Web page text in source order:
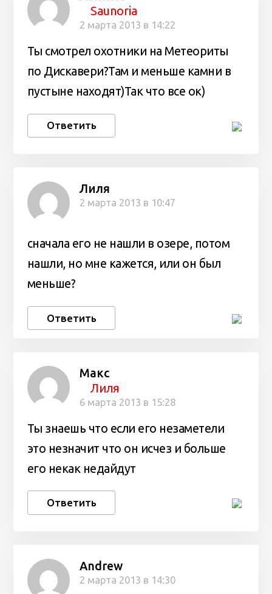
Saunoria
2 марта 2013 в 14:22
Ты смотрел охотники на Метеориты
по Дискавери?Там и меньше камни в
пустыне находят)Так что все ок)
Ответить
Лиля
2 марта 2013 в 10:47
сначала его не нашли в озере, потом
нашли, но мне кажется, или он был
меньше?
Ответить
Макс
Лиля
6 марта 2013 в 15:28
Ты знаешь что если его незаметели
это незначит что он исчез и больше
его некак недайдут
Ответить
Andrew
2 марта 2013 в 14:30